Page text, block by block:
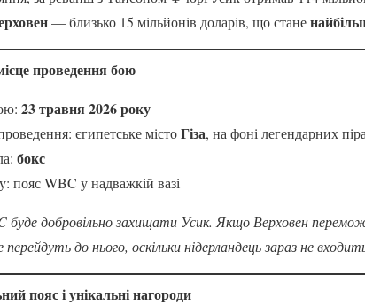
— близько 15 мільйонів доларів, що стане
проведення бою
23 травня 2026 року
єгипетське містоГіза, на фоні легендарних
бокс
пояс WBC у надважкій вазі
буде добровільно захищати Усик. Якщо Верховен
до нього, оскільки нідерландець зараз не
пояс і унікальні нагороди